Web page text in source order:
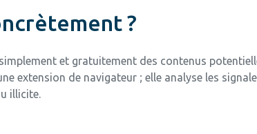
?
et gratuitement des contenus
extension de navigateur ; elle analyse les
illicite.